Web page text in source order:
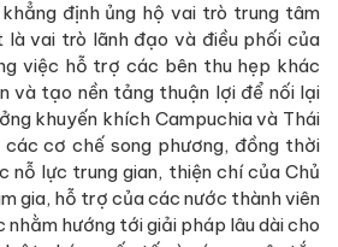
định ủng hộ vai trò trung tâm
là vai trò lãnh đạo và điều phối của
việc hỗ trợ các bên thu hẹp khác
và tạo nền tảng thuận lợi để nối lại
khuyến khích Campuchia và Thái
cơ chế song phương, đồng thời
nỗ lực trung gian, thiện chí của Chủ
gia, hỗ trợ của các nước thành viên
nhằm hướng tới giải pháp lâu dài cho